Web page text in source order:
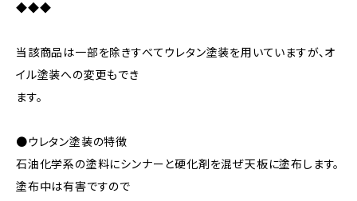
◆◆◆
当該商品は一部を除きすべてウレタン塗装を用いていますが、オ
イル塗装への変更もでき
ます。
●ウレタン塗装の特徴
石油化学系の塗料にシンナーと硬化剤を混ぜ天板に塗布します。
塗布中は有害ですので